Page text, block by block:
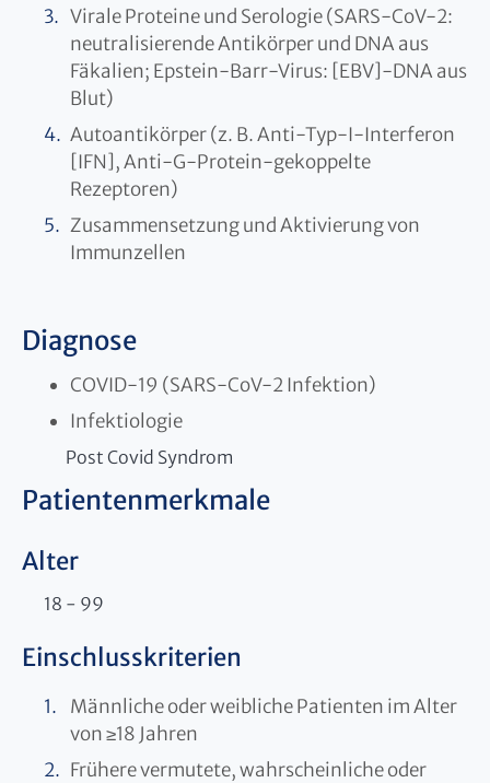
Virale Proteine und Serologie (SARS-CoV-2:
neutralisierende Antikörper und DNA aus
Fäkalien; Epstein-Barr-Virus: [EBV]-DNA aus
Blut)
Autoantikörper (z. B. Anti-Typ-I-Interferon
[IFN], Anti-G-Protein-gekoppelte
Rezeptoren)
Zusammensetzung und Aktivierung von
Immunzellen
Diagnose
COVID-19 (SARS-CoV-2 Infektion)
Infektiologie
Post Covid Syndrom
Patientenmerkmale
Alter
18 - 99
Einschlusskriterien
Männliche oder weibliche Patienten im Alter
von ≥18 Jahren
Frühere vermutete, wahrscheinliche oder